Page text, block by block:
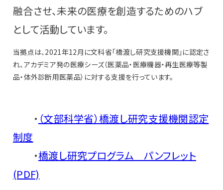
融合させ、未来の医療を創造するためのハブ
として活動しています。
当拠点は、2021年12月に文科省「橋渡し研究支援機関」に認定さ
れ、アカデミア発の医療シーズ（医薬品・医療機器・再生医療等製
品・体外診断用医薬品）に対する支援を行っています。
・ （文部科学省）橋渡し研究支援機関認定
制度
・橋渡し研究プログラム パンフレット
(PDF)